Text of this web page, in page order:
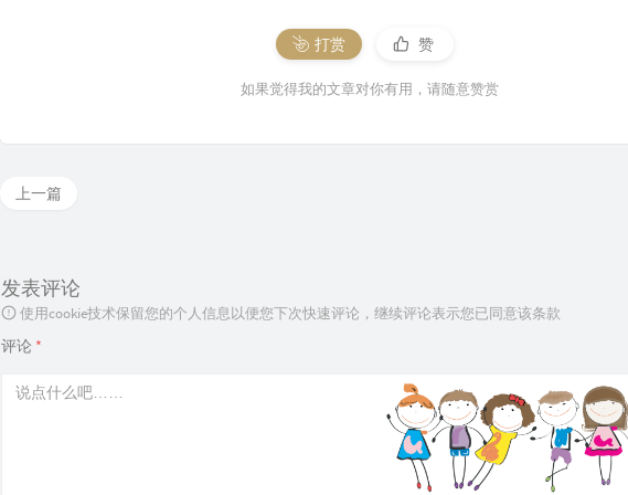
打赏 赞
如果觉得我的文章对你有用，请随意赞赏
上一篇
发表评论
使用cookie技术保留您的个人信息以便您下次快速评论，继续评论表示您已同意该条款
评论 *